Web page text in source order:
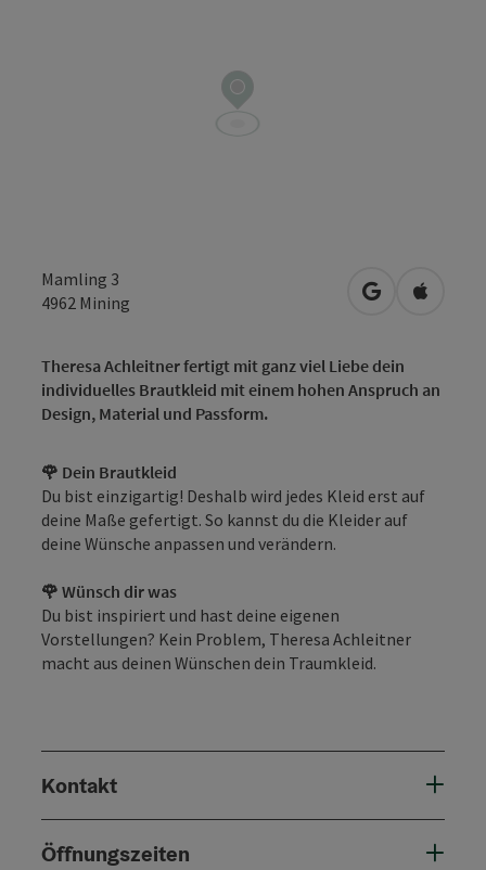
Mamling 3
4962 Mining in Google
in
Theresa Achleitner fertigt mit ganz viel Liebe dein
individuelles Brautkleid mit einem hohen Anspruch an
Design, Material und Passform.
🌹 Dein Brautkleid
Du bist einzigartig! Deshalb wird jedes Kleid erst auf
deine Maße gefertigt. So kannst du die Kleider auf
deine Wünsche anpassen und verändern.
🌹 Wünsch dir was
Du bist inspiriert und hast deine eigenen
Vorstellungen? Kein Problem, Theresa Achleitner
macht aus deinen Wünschen dein Traumkleid.
Kontakt
Öffnungszeiten